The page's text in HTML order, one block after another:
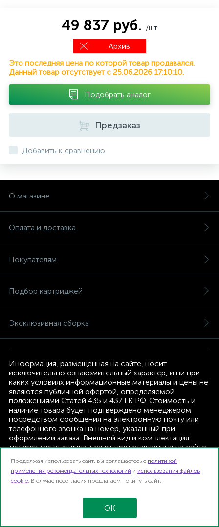
49 837 руб. /шт
Архив
Это последняя цена по которой товар продавался.
Данный товар отсутствует с 25.06.2026 17:10:10.
Подобрать аналог
Предзаказ
Добавить к сравнению
О магазине
Оплата и доставка
Покупателям
Подбор картриджей
Эксклюзивная сборка
Информация, размещенная на сайте, носит
исключительно ознакомительный характер, и ни при
каких условиях информационные материалы и цены не
являются публичной офертой, определяемой
положениями Статей 435 и 437 ГК РФ. Стоимость и
наличие товара будет подтверждено менеджером
посредством сообщения на электронную почту или
телефонного звонка на номер, указанный при
оформлении заказа. Внешний вид и комплектация
товаров могут отличаться от представленных на сайте.
текущую комплектацию, без дополнительного
уведомления.
Интернет-магазин TFK B2B | 2026
Продолжая использовать сайт, вы соглашаетесь с политикой
применения рекомендательных технологий и использования файлов
cookie. В случае несогласия предлагаем покинуть сайт.
OK